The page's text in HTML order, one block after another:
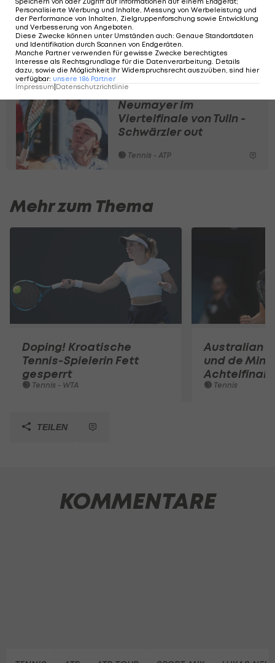
Ebenfalls im Viertelfinale stehen Sandro Kopp
und Matthias Ujvary, die auf das an Nummer zwei
gesetzte polnische Duo Karol Drzewiecki und Piotr
Matuszewski treffen werden. Alle Spiele finden
am Donnerstag, 5. September, ab 11:00 Uhr statt.
Neumayer im
Viertelfinale von Tulln -
Schwärzler out
Tennis - ATP
Mehr zum Thema
Doping! Kroatische
Tennis-Spielerin Fett
gesperrt
Tennis - WTA
Australian
und de
Tennis
TEILEN
KOMMENTARE
Personalisierte Werbung und Inhalte, Messung von Werbeleistung und
der Performance von Inhalten, Zielgruppenforschung sowie Entwicklung
und Verbesserung von Angeboten
Diese Zwecke können unter Umständen auch: Genaue Standortdaten
und Identifikation durch Scannen von Endgeräten
Manche Partner verwenden für gewisse Zwecke berechtigtes
Interesse als Rechtsgrundlage für die Datenverarbeitung. Details
dazu, sowie die Möglichkeit Ihr Widerspruchsrecht auszuüben, sind hier
verfügbar: unsere 186 Partner
Impressum|Datenschutzrichtlinie